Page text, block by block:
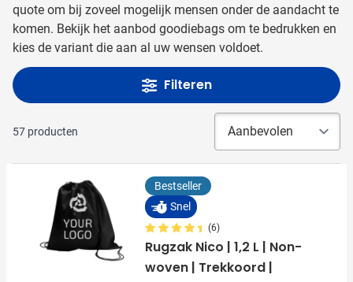
quote om bij zoveel mogelijk mensen onder de aandacht te
komen. Bekijk het aanbod goodiebags om te bedrukken en
kies de variant die aan al uw wensen voldoet.
Filteren
57 producten
Bestseller
Snel
(6)
Rugzak Nico | 1,2 L | Non-
woven | Trekkoord |